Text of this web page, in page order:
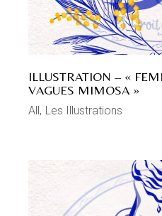
ILLUSTRATION – «
VAGUES MIMOSA »
All Les Illustrations